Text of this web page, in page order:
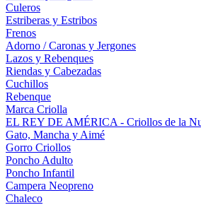
Culeros
Estriberas y Estribos
Frenos
Adorno / Caronas y Jergones
Lazos y Rebenques
Riendas y Cabezadas
Cuchillos
Rebenque
Marca Criolla
EL REY DE AMÉRICA - Criollos de la
Gato, Mancha y Aimé
Gorro Criollos
Poncho Adulto
Poncho Infantil
Campera Neopreno
Chaleco